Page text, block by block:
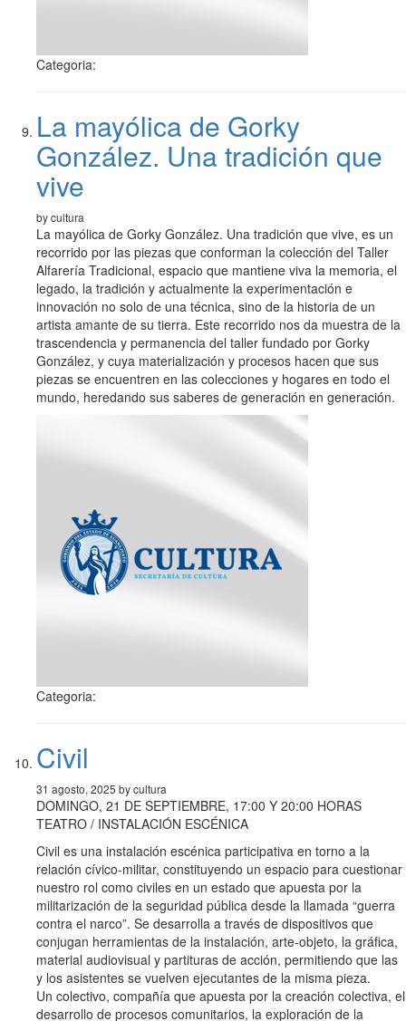
Categoria:
La mayólica de Gorky
González. Una tradición que
vive
by cultura
La mayólica de Gorky González. Una tradición que vive, es un
recorrido por las piezas que conforman la colección del Taller
Alfarería Tradicional, espacio que mantiene viva la memoria, el
legado, la tradición y actualmente la experimentación e
innovación no solo de una técnica, sino de la historia de un
artista amante de su tierra. Este recorrido nos da muestra de la
trascendencia y permanencia del taller fundado por Gorky
González, y cuya materialización y procesos hacen que sus
piezas se encuentren en las colecciones y hogares en todo el
mundo, heredando sus saberes de generación en generación.
Categoria:
Civil
31 agosto, 2025 by cultura
DOMINGO, 21 DE SEPTIEMBRE, 17:00 Y 20:00 HORAS
TEATRO / INSTALACIÓN ESCÉNICA
Civil es una instalación escénica participativa en torno a la
relación cívico-militar, constituyendo un espacio para cuestionar
nuestro rol como civiles en un estado que apuesta por la
militarización de la seguridad pública desde la llamada “guerra
contra el narco”. Se desarrolla a través de dispositivos que
conjugan herramientas de la instalación, arte-objeto, la gráfica,
material audiovisual y partituras de acción, permitiendo que las
y los asistentes se vuelven ejecutantes de la misma pieza.
Un colectivo, compañía que apuesta por la creación colectiva, el
desarrollo de procesos comunitarios, la exploración de la